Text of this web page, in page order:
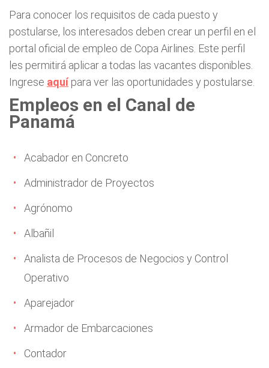
Para conocer los requisitos de cada puesto y
postularse, los interesados deben crear un perfil en el
portal oficial de empleo de Copa Airlines. Este perfil
les permitirá aplicar a todas las vacantes disponibles.
Ingrese aquípara ver las oportunidades y postularse.
Empleos en el Canal de
Panamá
Acabador en Concreto
Administrador de Proyectos
Agrónomo
Albañil
Analista de Procesos de Negocios y Control
Operativo
Aparejador
Armador de Embarcaciones
Contador